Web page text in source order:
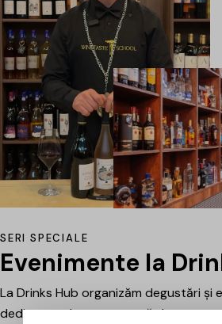
SERI SPECIALE
Evenimente la
La Drinks Hub organizăm degustări și
dedicate celor care vor să